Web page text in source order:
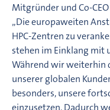
Mitgründer und Co-
„Die europaweiten
HPC-Zentren zu
stehen im Einklang mit
Während wir weiterhin
unserer globalen
besonders, unsere
einzusetzen. Dadurch